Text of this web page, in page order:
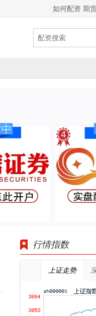
如何配资 期
行情指数
上证走势